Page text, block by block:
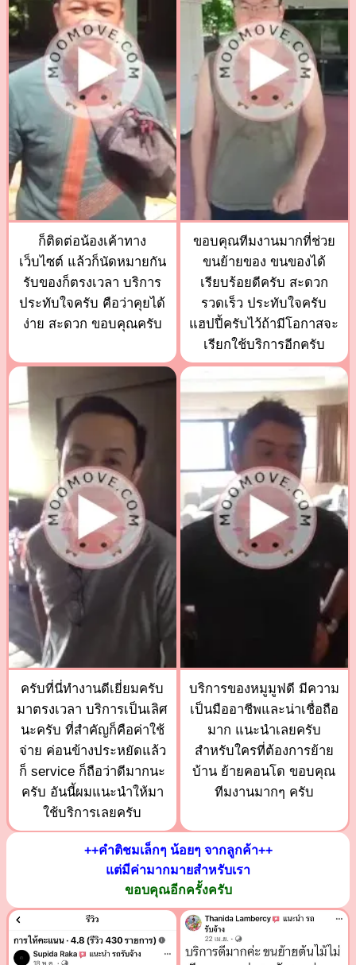
ก็ติดต่อน้องเค้าทาง
เว็บไซต์ แล้วก็นัดหมายกัน
รับของก็ตรงเวลา บริการ
ประทับใจครับ คือว่าคุยได้
ง่าย สะดวก ขอบคุณครับ
ขอบคุณทีมงานมากที่ช่วย
ขนย้ายของ ขนของได้
เรียบร้อยดีครับ สะดวก
รวดเร็ว ประทับใจครับ
แฮปปี้ครับไว้ถ้ามีโอกาสจะ
เรียกใช้บริการอีกครับ
ครับที่นี่ทำงานดีเยี่ยมครับ
มาตรงเวลา บริการเป็นเลิศ
นะครับ ที่สำคัญก็คือค่าใช้
จ่าย ค่อนข้างประหยัดแล้ว
ก็ service ก็ถือว่าดีมากนะ
ครับ อันนี้ผมแนะนำให้มา
ใช้บริการเลยครับ
บริการของหมูมูฟดี มีความ
เป็นมืออาชีพและน่าเชื่อถือ
มาก แนะนำเลยครับ
สำหรับใครที่ต้องการย้าย
บ้าน ย้ายคอนโด ขอบคุณ
ทีมงานมากๆ ครับ
++คำติชมเล็กๆ น้อยๆ จากลูกค้า++
แต่มีค่ามากมายสำหรับเรา
ขอบคุณอีกครั้งครับ